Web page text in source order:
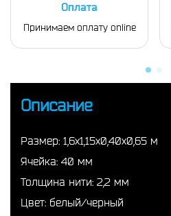
Оплата
Принимаем оплату online
Описание
Размер: 1,6х1,15х0,40х0,65 м
Ячейка: 40 мм
Толщина нити: 2,2 мм
Цвет: белый/черный